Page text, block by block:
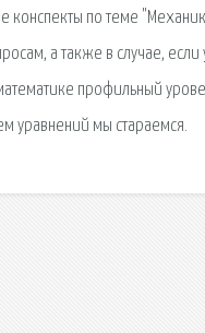
конспекты по теме
а также в случае,
профильный
уравнений мы стараемся.